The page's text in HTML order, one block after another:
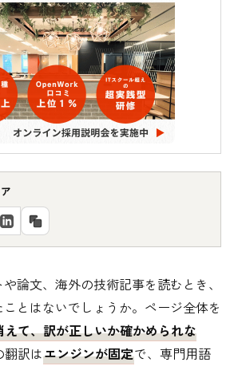
論文、海外の技術記事を読むとき、
とはないでしょうか。ページ全体を
えて、訳が正しいか確かめられな
訳はエンジンが固定で、専門用語